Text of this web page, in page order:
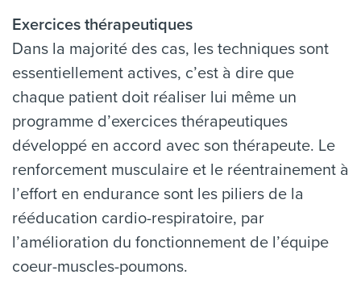
Exercices thérapeutiques
Dans la majorité des cas, les techniques sont
essentiellement actives, c’est à dire que
chaque patient doit réaliser lui même un
programme d’exercices thérapeutiques
développé en accord avec son thérapeute. Le
renforcement musculaire et le réentrainement à
l’effort en endurance sont les piliers de la
rééducation cardio-respiratoire, par
l’amélioration du fonctionnement de l’équipe
coeur-muscles-poumons.